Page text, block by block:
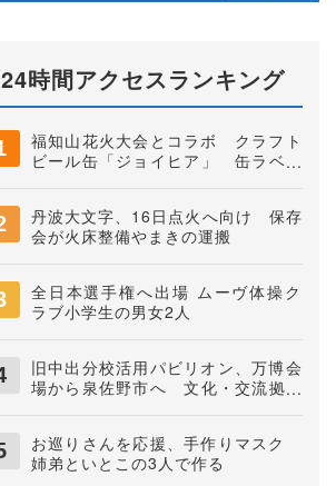
24時間アクセスランキング
福知山花火大会とコラボ クラフト
ビール缶「ジョイヒア」 缶ラベル
丹波大文字、16日点火へ向け 保存
会が火床整備やまきの運搬
全日本選手権へ出場 ムーヴ体操ク
ラブ小学生の男女2人
旧中出分校活用パビリオン、万博会
場から泉佐野市へ 文化・交流拠点
お巡りさんを応援、手作りマスク
姉弟といとこの3人で作る